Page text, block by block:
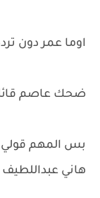
اوما عمر دون
ضحك عاصم
بس المهم قولي
هاني